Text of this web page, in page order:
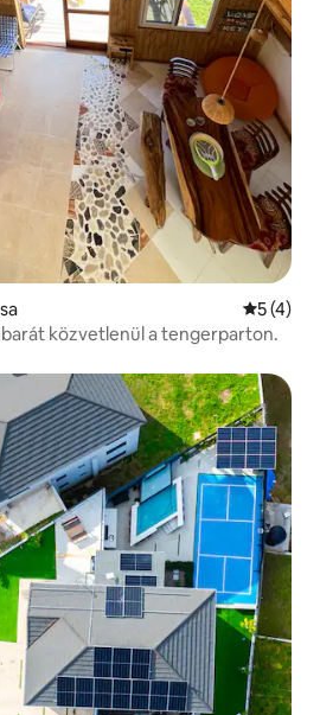
Átlagos
5 (4)
közvetlenül a tengerparton.